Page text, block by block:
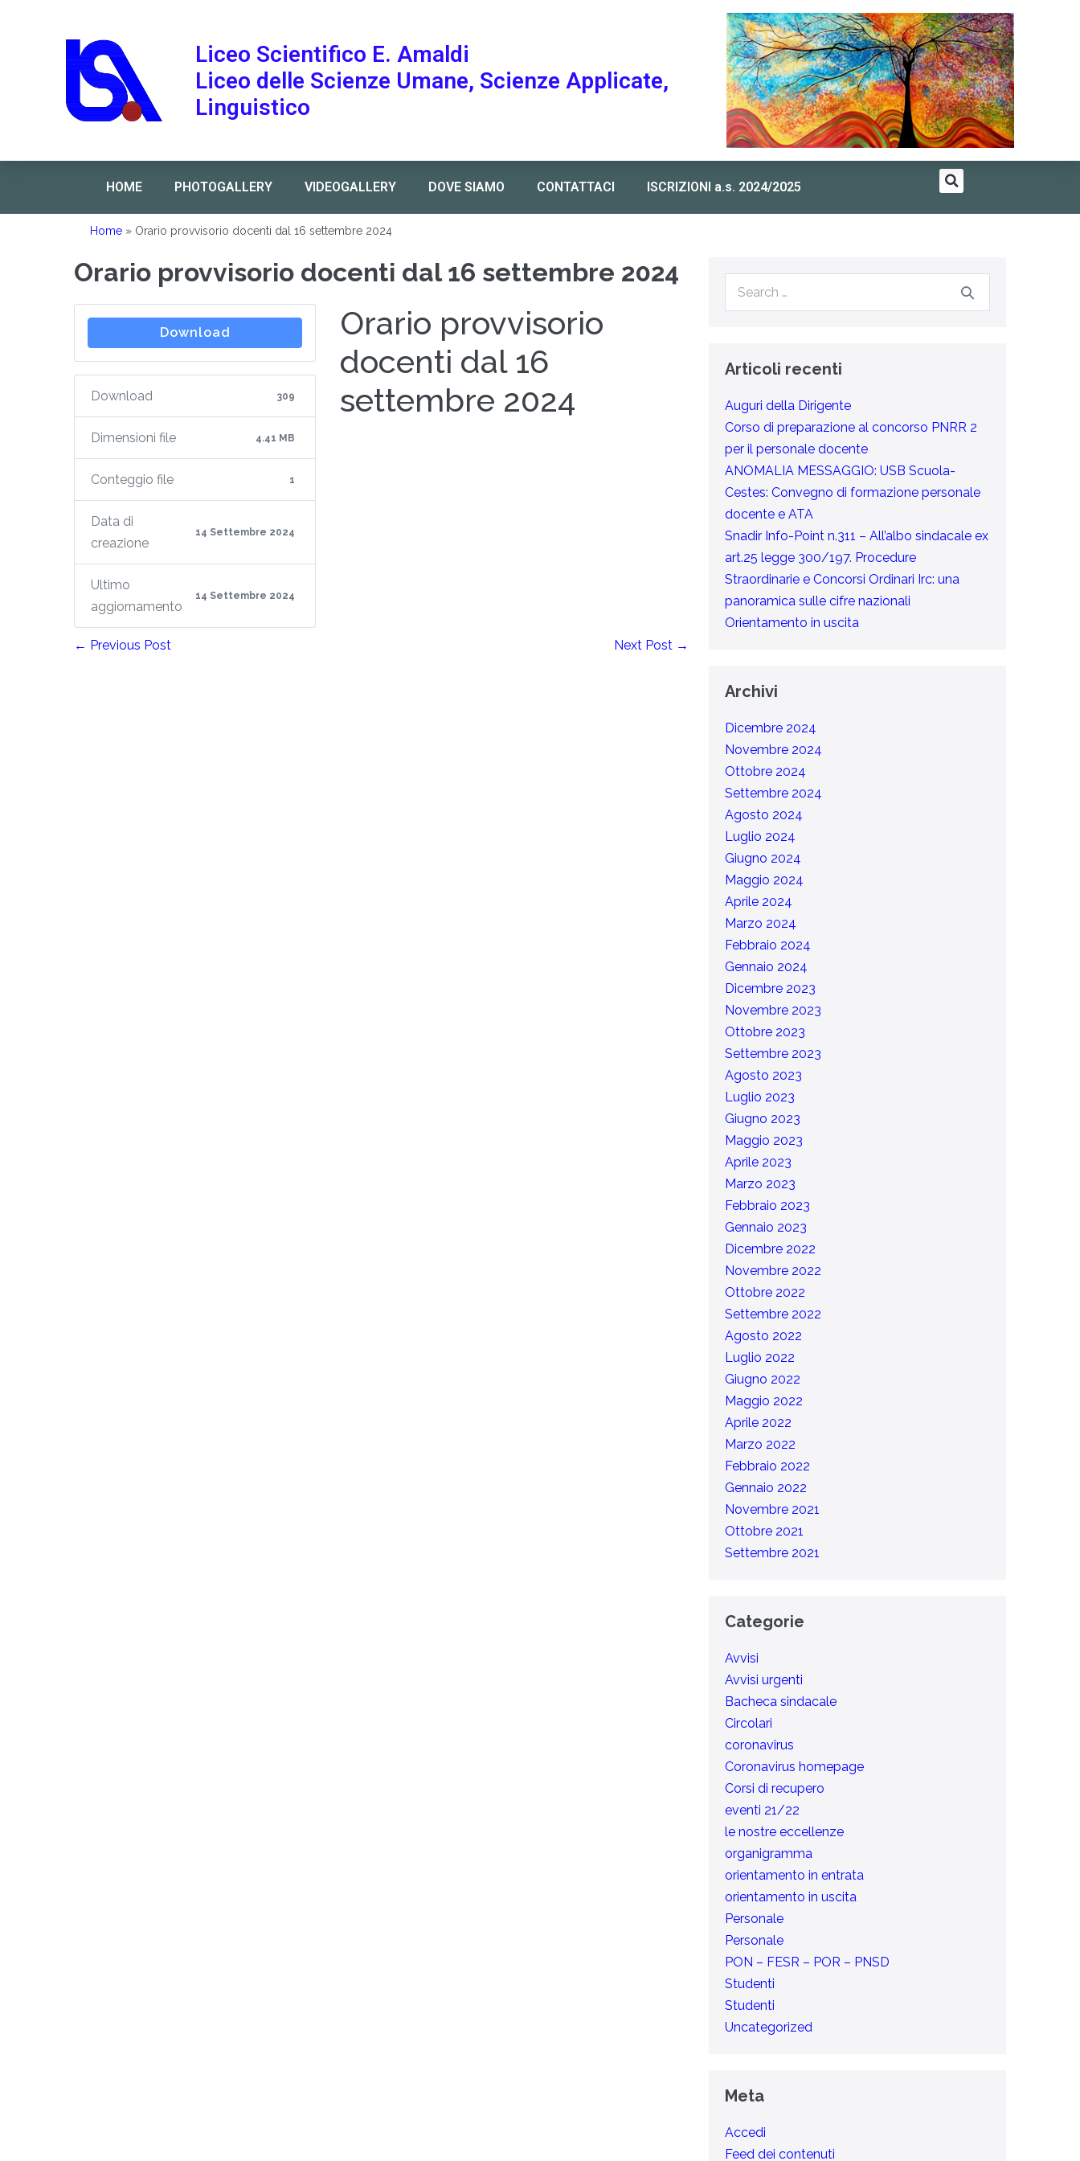
Liceo Scientifico E. Amaldi
Liceo delle Scienze Umane, Scienze Applicate,
Linguistico
HOME PHOTOGALLERY VIDEOGALLERY DOVE SIAMO CONTATTACI ISCRIZIONI a.s. 2024/2025
Home » Orario provvisorio docenti dal 16 settembre 2024
Orario provvisorio docenti dal 16 settembre 2024
Download
Download 309
Dimensioni file 4.41 MB
Conteggio file 1
Data di
creazione
14 Settembre 2024
Ultimo
aggiornamento
14 Settembre 2024
Orario provvisorio
docenti dal 16
settembre 2024
← Previous Post Next Post →
Articoli recenti
Auguri della Dirigente
Corso di preparazione al concorso PNRR 2
per il personale docente
ANOMALIA MESSAGGIO: USB Scuola-
Cestes: Convegno di formazione personale
docente e ATA
Snadir Info-Point n.311 – All’albo sindacale ex
art.25 legge 300/197. Procedure
Straordinarie e Concorsi Ordinari Irc: una
panoramica sulle cifre nazionali
Orientamento in uscita
Archivi
Dicembre 2024
Novembre 2024
Ottobre 2024
Settembre 2024
Agosto 2024
Luglio 2024
Giugno 2024
Maggio 2024
Aprile 2024
Marzo 2024
Febbraio 2024
Gennaio 2024
Dicembre 2023
Novembre 2023
Ottobre 2023
Settembre 2023
Agosto 2023
Luglio 2023
Giugno 2023
Maggio 2023
Aprile 2023
Marzo 2023
Febbraio 2023
Gennaio 2023
Dicembre 2022
Novembre 2022
Ottobre 2022
Settembre 2022
Agosto 2022
Luglio 2022
Giugno 2022
Maggio 2022
Aprile 2022
Marzo 2022
Febbraio 2022
Gennaio 2022
Novembre 2021
Ottobre 2021
Settembre 2021
Categorie
Avvisi
Avvisi urgenti
Bacheca sindacale
Circolari
coronavirus
Coronavirus homepage
Corsi di recupero
eventi 21/22
le nostre eccellenze
organigramma
orientamento in entrata
orientamento in uscita
Personale
Personale
PON – FESR – POR – PNSD
Studenti
Studenti
Uncategorized
Meta
Accedi
Feed dei contenuti